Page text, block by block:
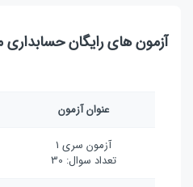
آزمون های رایگان
عنوان آزمون
آزمون سری 1
تعداد سوال: 30